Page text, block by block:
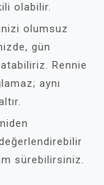
olabilir.
olumsuz
gün
Rennie
aynı
sürebilirsiniz.